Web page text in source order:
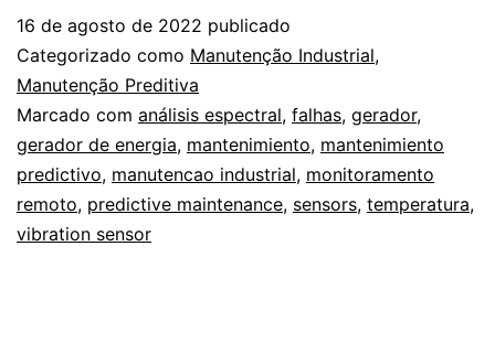
16 de agosto de 2022 publicado
Categorizado como Manutenção Industrial,
Manutenção Preditiva
Marcado com análisis espectral, falhas, gerador,
gerador de energia, mantenimiento, mantenimiento
predictivo, manutencao industrial, monitoramento
remoto, predictive maintenance, sensors, temperatura,
vibration sensor